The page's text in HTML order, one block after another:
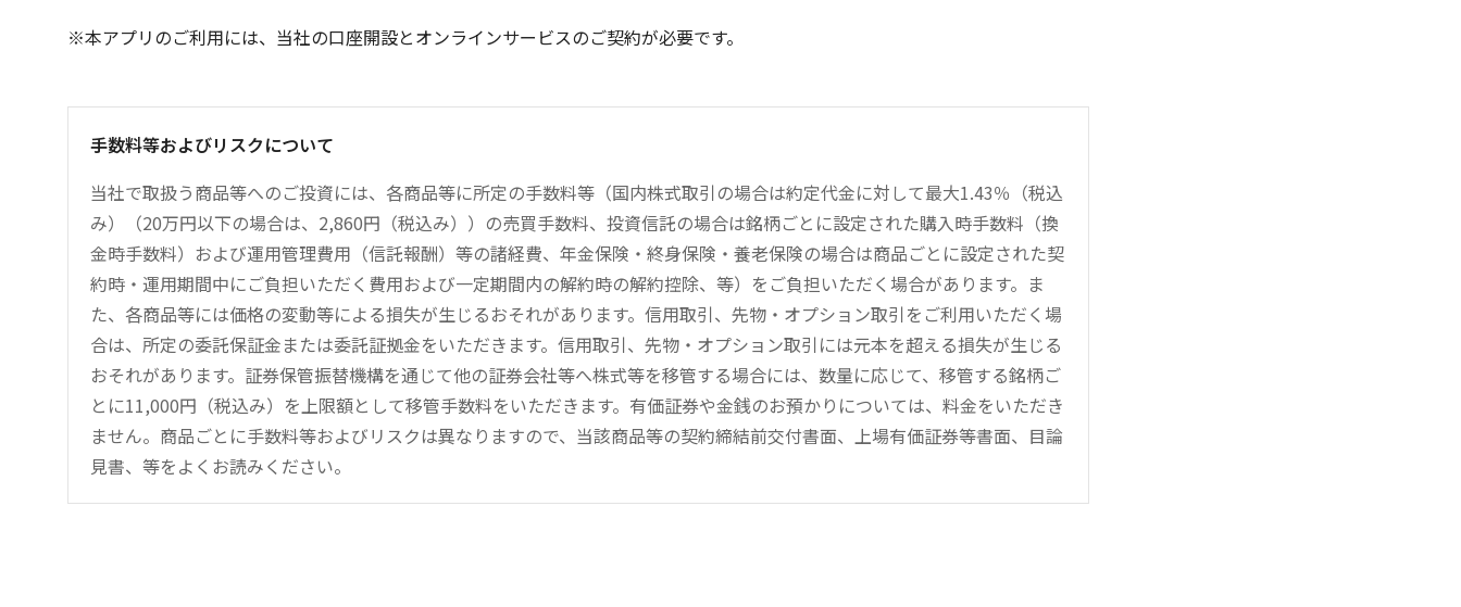
※本アプリのご利用には、当社の口座開設とオンラインサービスのご契約が必要です。
手数料等およびリスクについて
当社で取扱う商品等へのご投資には、各商品等に所定の手数料等（国内株式取引の場合は約定代金に対して最大1.43％（税込
み）（20万円以下の場合は、2,860円（税込み））の売買手数料、投資信託の場合は銘柄ごとに設定された購入時手数料（換
金時手数料）および運用管理費用（信託報酬）等の諸経費、年金保険・終身保険・養老保険の場合は商品ごとに設定された契
約時・運用期間中にご負担いただく費用および一定期間内の解約時の解約控除、等）をご負担いただく場合があります。ま
た、各商品等には価格の変動等による損失が生じるおそれがあります。信用取引、先物・オプション取引をご利用いただく場
合は、所定の委託保証金または委託証拠金をいただきます。信用取引、先物・オプション取引には元本を超える損失が生じる
おそれがあります。証券保管振替機構を通じて他の証券会社等へ株式等を移管する場合には、数量に応じて、移管する銘柄ご
とに11,000円（税込み）を上限額として移管手数料をいただきます。有価証券や金銭のお預かりについては、料金をいただき
ません。商品ごとに手数料等およびリスクは異なりますので、当該商品等の契約締結前交付書面、上場有価証券等書面、目論
見書、等をよくお読みください。